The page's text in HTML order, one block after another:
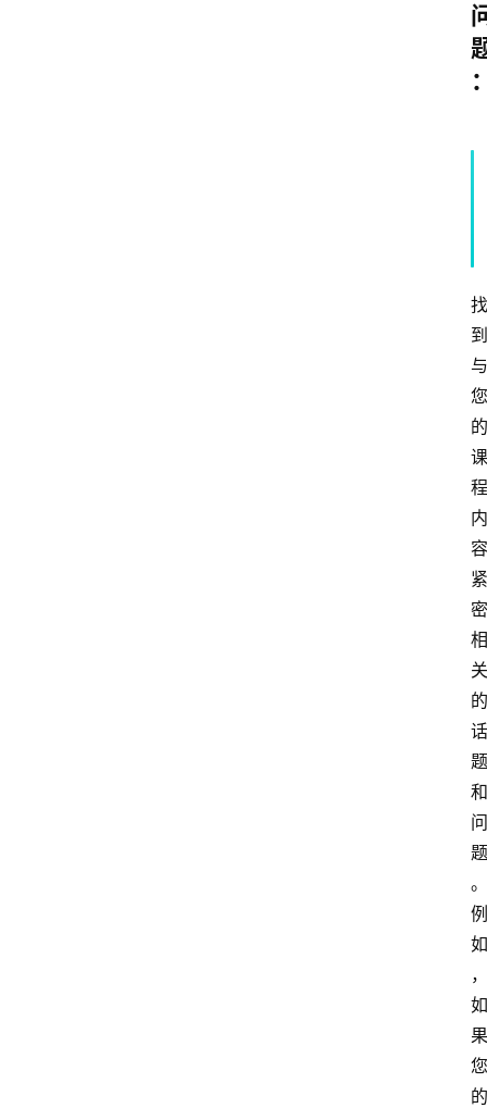
找
到
与
您
的
课
程
内
容
紧
密
相
关
的
话
题
和
问
题
。
例
如
，
如
果
您
的